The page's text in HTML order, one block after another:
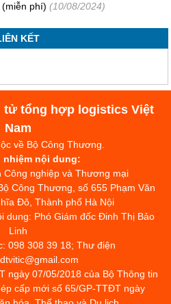
phí) (10/08/2024)
KẾT
tử tổng hợp logistics Việt
Nam
về Bộ Công Thương.
nhiệm nội dung:
Công nghiệp và Thương mại
Công Thương, số 655 Phạm Văn
Đô, Thành phố Hà Nội
dung: Phó Giám đốc Đinh Thị Bảo
Linh
098 308 39 18; Thư điện
ngày 07/05/2018 của Bộ Thông tin
cấp mới số 65/GP-TTĐT ngày